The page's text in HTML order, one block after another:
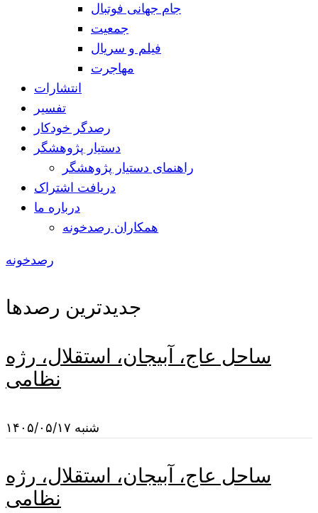
جام جهانی فوتبال
جمعیت
فیلم و سریال
مهاجرت
انتشارات
تفسیر
رصدگر خودکار
دستیار پژوهشگر
راهنمای دستیار پژوهشگر
دریافت اشتراک
درباره ما
همکاران رصدخونه
رصدخونه
جدیدترین رصدها
ساحل عاج، آبیجان، استقلال، رژه
نظامی
شنبه ۱۴۰۵/۰۵/۱۷
ساحل عاج، آبیجان، استقلال، رژه
نظامی